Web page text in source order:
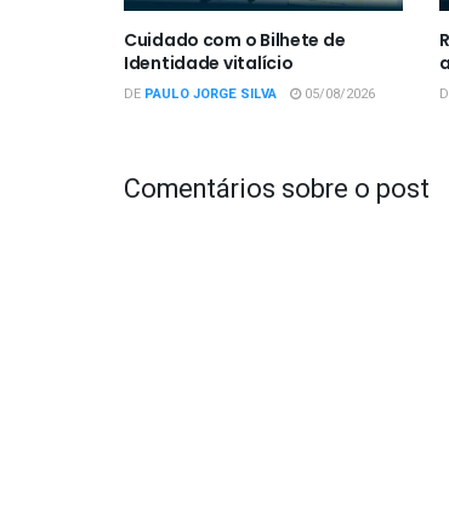
Cuidado com o Bilhete de
Identidade vitalício
DE PAULO JORGE SILVA 05/08/2026
Comentários sobre o post